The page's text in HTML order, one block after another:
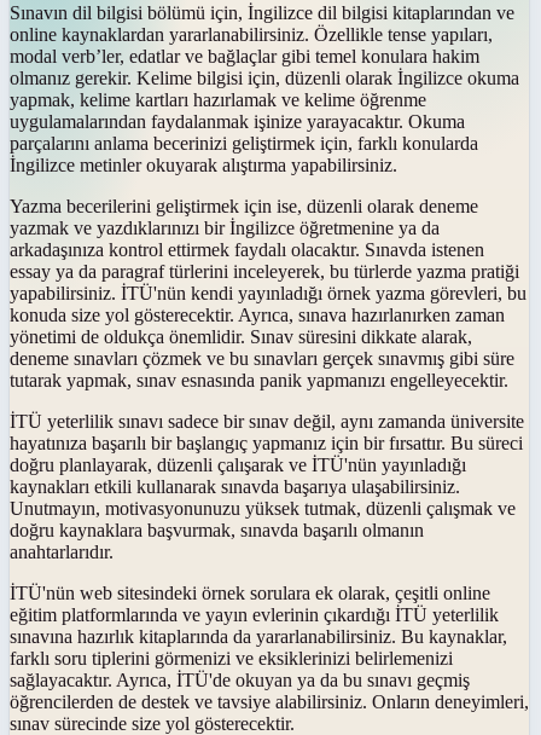
Sınavın dil bilgisi bölümü için, İngilizce dil bilgisi kitaplarından ve
online kaynaklardan yararlanabilirsiniz. Özellikle tense yapıları,
modal verb’ler, edatlar ve bağlaçlar gibi temel konulara hakim
olmanız gerekir. Kelime bilgisi için, düzenli olarak İngilizce okuma
yapmak, kelime kartları hazırlamak ve kelime öğrenme
uygulamalarından faydalanmak işinize yarayacaktır. Okuma
parçalarını anlama becerinizi geliştirmek için, farklı konularda
İngilizce metinler okuyarak alıştırma yapabilirsiniz.
Yazma becerilerini geliştirmek için ise, düzenli olarak deneme
yazmak ve yazdıklarınızı bir İngilizce öğretmenine ya da
arkadaşınıza kontrol ettirmek faydalı olacaktır. Sınavda istenen
essay ya da paragraf türlerini inceleyerek, bu türlerde yazma pratiği
yapabilirsiniz. İTÜ'nün kendi yayınladığı örnek yazma görevleri, bu
konuda size yol gösterecektir. Ayrıca, sınava hazırlanırken zaman
yönetimi de oldukça önemlidir. Sınav süresini dikkate alarak,
deneme sınavları çözmek ve bu sınavları gerçek sınavmış gibi süre
tutarak yapmak, sınav esnasında panik yapmanızı engelleyecektir.
İTÜ yeterlilik sınavı sadece bir sınav değil, aynı zamanda üniversite
hayatınıza başarılı bir başlangıç yapmanız için bir fırsattır. Bu süreci
doğru planlayarak, düzenli çalışarak ve İTÜ'nün yayınladığı
kaynakları etkili kullanarak sınavda başarıya ulaşabilirsiniz.
Unutmayın, motivasyonunuzu yüksek tutmak, düzenli çalışmak ve
doğru kaynaklara başvurmak, sınavda başarılı olmanın
anahtarlarıdır.
İTÜ'nün web sitesindeki örnek sorulara ek olarak, çeşitli online
eğitim platformlarında ve yayın evlerinin çıkardığı İTÜ yeterlilik
sınavına hazırlık kitaplarında da yararlanabilirsiniz. Bu kaynaklar,
farklı soru tiplerini görmenizi ve eksiklerinizi belirlemenizi
sağlayacaktır. Ayrıca, İTÜ'de okuyan ya da bu sınavı geçmiş
öğrencilerden de destek ve tavsiye alabilirsiniz. Onların deneyimleri,
sınav sürecinde size yol gösterecektir.